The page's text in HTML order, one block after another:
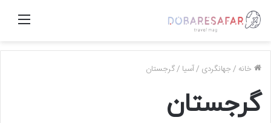
منو
خانه /جهانگردی /آسیا /گرجستان
گرجستان